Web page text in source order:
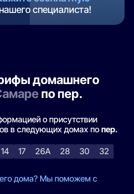
нашего специалиста!
домашнего
по пер.
о присутствии
в следующих домах попер.
14 17 26А 28 30
32
дома? Мы поможем с